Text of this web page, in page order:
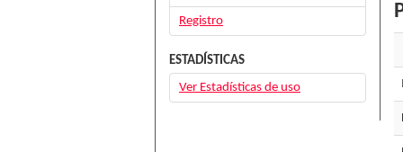
Registro
ESTADÍSTICAS
Ver Estadísticas de uso